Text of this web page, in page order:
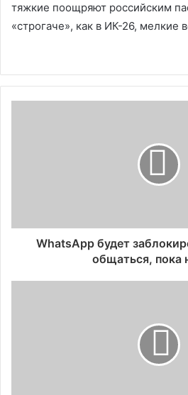
тяжкие поощряют российским
«строгаче», как в ИК-26, мелкие
WhatsApp будет
общаться, пока